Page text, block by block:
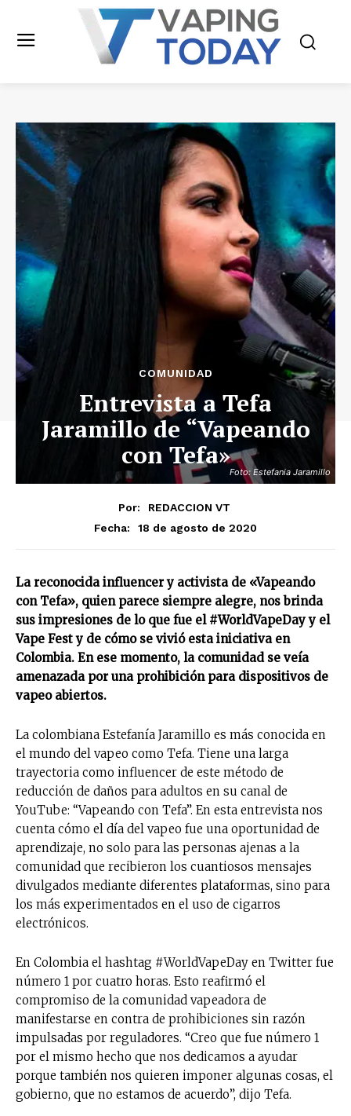
Foto: Estefania Jaramillo
COMUNIDAD
Entrevista a Tefa
Jaramillo de “Vapeando
con Tefa»
Por:
REDACCION VT
Fecha:
18 de agosto de 2020
La reconocida influencer y activista de «Vapeando
con Tefa», quien parece siempre alegre, nos brinda
sus impresiones de lo que fue el #WorldVapeDay y el
Vape Fest y de cómo se vivió esta iniciativa en
Colombia. En ese momento, la comunidad se veía
amenazada por una prohibición para dispositivos de
vapeo abiertos.
La colombiana Estefanía Jaramillo es más conocida en
el mundo del vapeo como Tefa. Tiene una larga
trayectoria como influencer de este método de
reducción de daños para adultos en su canal de
YouTube: “Vapeando con Tefa”. En esta entrevista nos
cuenta cómo el día del vapeo fue una oportunidad de
aprendizaje, no solo para las personas ajenas a la
comunidad que recibieron los cuantiosos mensajes
divulgados mediante diferentes plataformas, sino para
los más experimentados en el uso de cigarros
electrónicos.
En Colombia el hashtag #WorldVapeDay en Twitter fue
número 1 por cuatro horas. Esto reafirmó el
compromiso de la comunidad vapeadora de
manifestarse en contra de prohibiciones sin razón
impulsadas por reguladores. “Creo que fue número 1
por el mismo hecho que nos dedicamos a ayudar
porque también nos quieren imponer algunas cosas, el
gobierno, que no estamos de acuerdo”, dijo Tefa.